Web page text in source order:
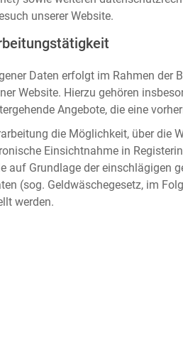
unserer Website.
Daten erfolgt im Rahmen
Website. Hierzu gehören
Angebote, die eine
die Möglichkeit, über die
Einsichtnahme in
auf Grundlage der einschlägigen
(sog. Geldwäschegesetz, im
werden.